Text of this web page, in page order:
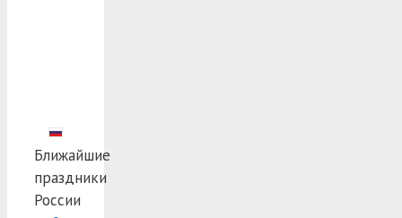
Ближайшие
праздники
России